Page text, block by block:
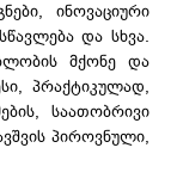
ინოვაციური
და სხვა.
მქონე და
პრაქტიკულად,
საათობრივი
პიროვნული,